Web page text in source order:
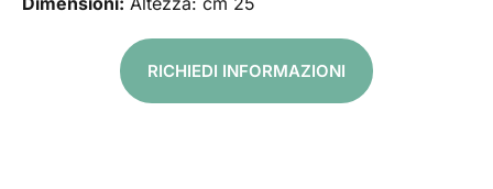
RICHIEDI INFORMAZIONI